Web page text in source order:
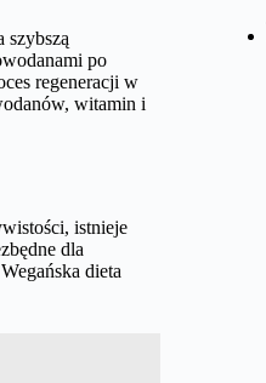
szybszą
po
regeneracji w
witamin i
istnieje
dla
dieta